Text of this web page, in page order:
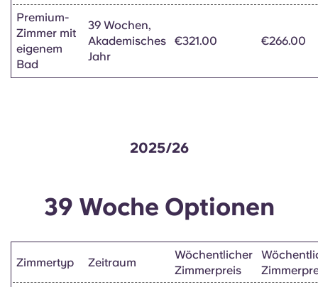
Premium-
Zimmer mit
eigenem
Bad
39 Wochen,
Akademisches
Jahr
€321.00 €266.00
2025/26
39 Woche Optionen
Zimmertyp Zeitraum
Wöchentlicher
Zimmerpreis